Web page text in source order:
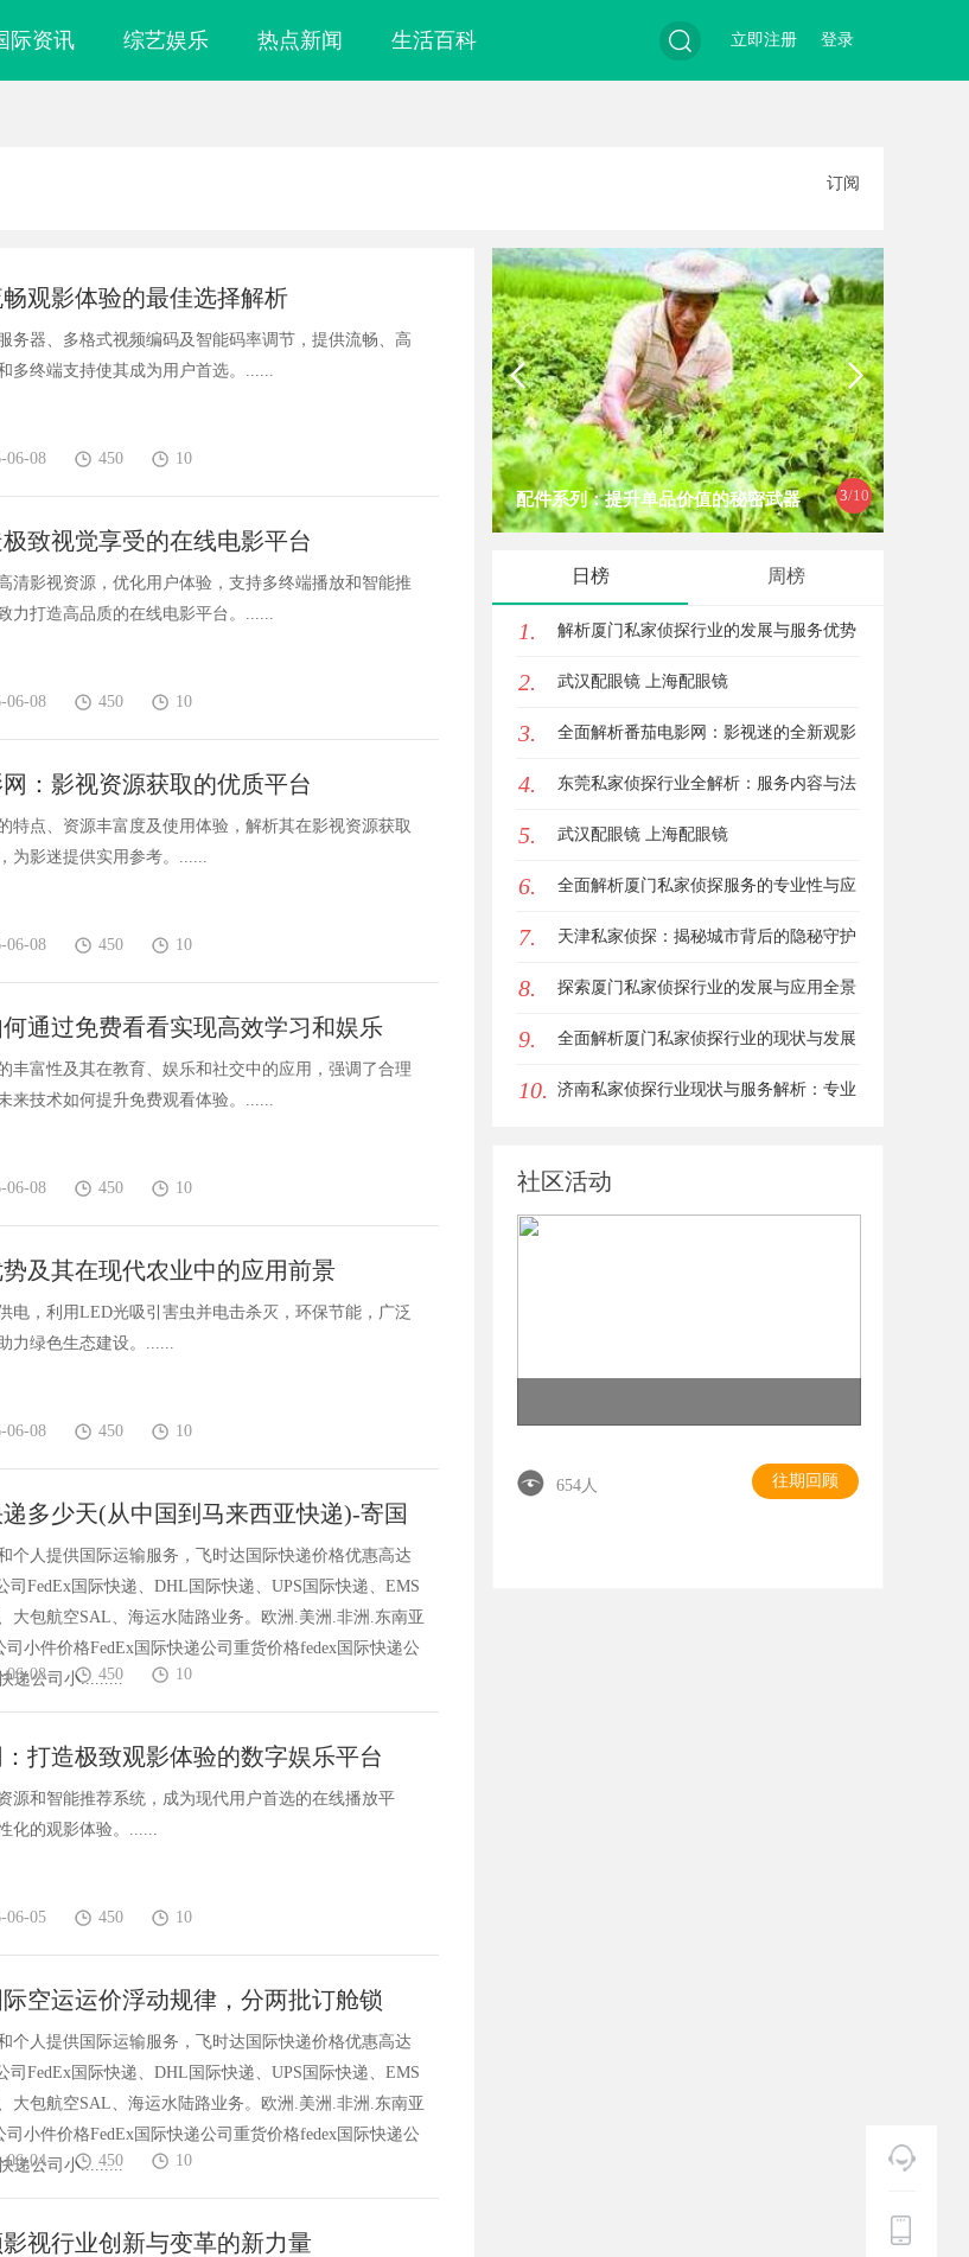
际资讯 综艺娱乐 热点新闻 生活百科
索
登录
立即注册
订阅
观影体验的最佳选择解析
务器、多格式视频编码及智能码率调节，提供流畅、高
多终端支持使其成为用户首选。......
06-08 450 10
致视觉享受的在线电影平台
清影视资源，优化用户体验，支持多终端播放和智能推
力打造高品质的在线电影平台。......
06-08 450 10
：影视资源获取的优质平台
特点、资源丰富度及使用体验，解析其在影视资源获取
为影迷提供实用参考。......
06-08 450 10
通过免费看看实现高效学习和娱乐
丰富性及其在教育、娱乐和社交中的应用，强调了合理
来技术如何提升免费观看体验。......
06-08 450 10
及其在现代农业中的应用前景
电，利用LED光吸引害虫并电击杀灭，环保节能，广泛
力绿色生态建设。......
06-08 450 10
多少天(从中国到马来西亚快递)-寄国
递官网
个人提供国际运输服务，飞时达国际快递价格优惠高达
司FedEx国际快递、DHL国际快递、UPS国际快递、EMS
大包航空SAL、海运水陆路业务。欧洲.美洲.非洲.东南亚
小件价格FedEx国际快递公司重货价格fedex国际快递公
递公司小.........
06-08 450 10
打造极致观影体验的数字娱乐平台
源和智能推荐系统，成为现代用户首选的在线播放平
化的观影体验。......
06-05 450 10
空运运价浮动规律，分两批订舱锁
操-寄国际快递_上飞时达快递官网
个人提供国际运输服务，飞时达国际快递价格优惠高达
司FedEx国际快递、DHL国际快递、UPS国际快递、EMS
大包航空SAL、海运水陆路业务。欧洲.美洲.非洲.东南亚
小件价格FedEx国际快递公司重货价格fedex国际快递公
递公司小.........
06-04 450 10
视行业创新与变革的新力量
3/10
的
Co2打标系列：工业标记的新动能 配件系列：提升单品价值的秘密武器
日榜 周榜
1. 解析厦门私家侦探行业的发展与服务优势
全面指南
2. 武汉配眼镜 上海配眼镜
3. 全面解析番茄电影网：影视迷的全新观影
体验平台
4. 东莞私家侦探行业全解析：服务内容与法
律边界详解
5. 武汉配眼镜 上海配眼镜
6. 全面解析厦门私家侦探服务的专业性与应
用场景
7. 天津私家侦探：揭秘城市背后的隐秘守护
者
8. 探索厦门私家侦探行业的发展与应用全景
9. 全面解析厦门私家侦探行业的现状与发展
趋势
10. 济南私家侦探行业现状与服务解析：专业
社区活动
654人 往期回顾